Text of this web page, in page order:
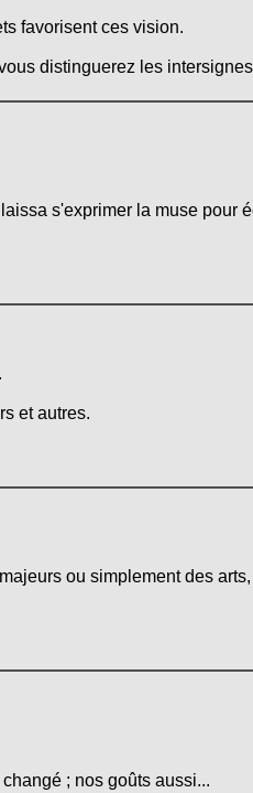
favorisent ces vision.
distinguerez les
s'exprimer la muse pour
et autres.
ou simplement des
; nos goûts aussi...